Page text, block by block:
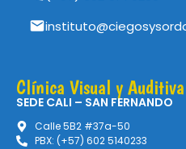
Clínica Visual y Auditiva
SEDE CALI – SAN FERNANDO
Calle 5B2 #37a-50
PBX: (+57) 602 5140233